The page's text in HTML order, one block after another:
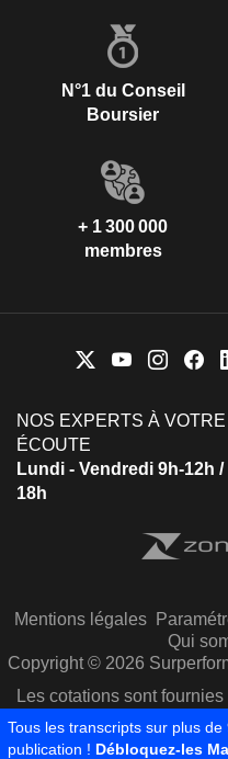
N°1 du Conseil
Boursier
+ 1 300 000
membres
NOS EXPERTS À VOTRE
ÉCOUTE
Lundi - Vendredi 9h-12h /
18h
Mentions légales
Qui
Copyright © 2026
Les cotations sont
Tous les transcripts sur plus
publication ! Débloquez-les